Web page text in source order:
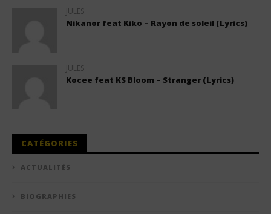
JULES
Nikanor feat Kiko – Rayon de soleil (Lyrics)
JULES
Kocee feat KS Bloom – Stranger (Lyrics)
CATÉGORIES
ACTUALITÉS
BIOGRAPHIES